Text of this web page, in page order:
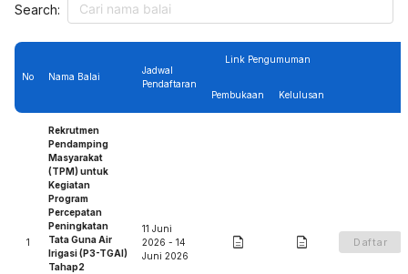
Search:
No Nama Balai
Jadwal
Pendaftaran
Link Pengumuman
Pembukaan Kelulusan
1
Rekrutmen
Pendamping
Masyarakat
(TPM) untuk
Kegiatan
Program
Percepatan
Peningkatan
Tata Guna Air
Irigasi (P3-TGAI)
Tahap2
11 Juni
2026 - 14
Juni 2026
  Daftar